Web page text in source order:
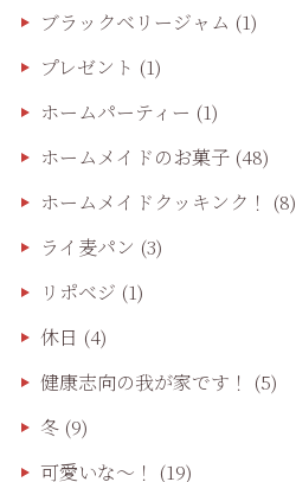
ブラックベリージャム (1)
プレゼント (1)
ホームパーティー (1)
ホームメイドのお菓子(48)
ホームメイドクッキンク！ (8)
ライ麦パン (3)
リポベジ (1)
休日 (4)
健康志向の我が家です！ (5)
冬(9)
可愛いな〜！ (19)